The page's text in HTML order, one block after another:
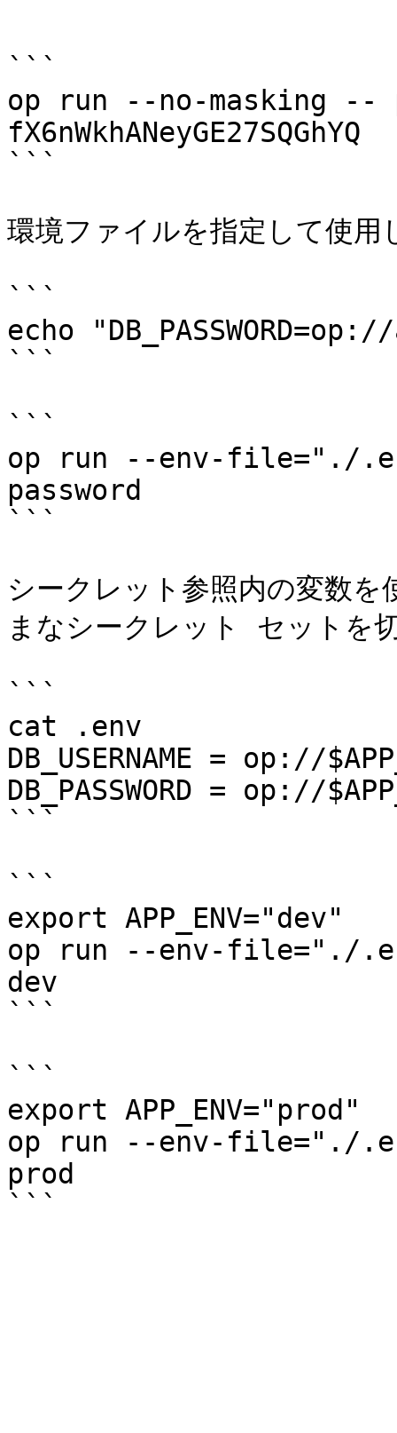
```
op run --no-masking --
fX6nWkhANeyGE27SQGhYQ
```
環境ファイルを指定して使用
```
echo
```
```
op run --env-file="./
password
```
シークレット参照内の変数
まなシークレット セットを
```
cat .env
DB_USERNAME = op://
DB_PASSWORD = op://
```
```
export APP_ENV="dev"
op run --env-file="./
dev
```
```
export APP_ENV="prod"
op run --env-file="./
prod